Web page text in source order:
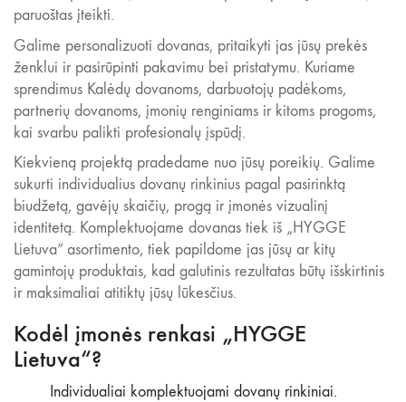
paruoštas įteikti.
Galime personalizuoti dovanas, pritaikyti jas jūsų prekės
ženklui ir pasirūpinti pakavimu bei pristatymu. Kuriame
sprendimus Kalėdų dovanoms, darbuotojų padėkoms,
partnerių dovanoms, įmonių renginiams ir kitoms progoms,
kai svarbu palikti profesionalų įspūdį.
Kiekvieną projektą pradedame nuo jūsų poreikių. Galime
sukurti individualius dovanų rinkinius pagal pasirinktą
biudžetą, gavėjų skaičių, progą ir įmonės vizualinį
identitetą. Komplektuojame dovanas tiek iš „HYGGE
Lietuva“ asortimento, tiek papildome jas jūsų ar kitų
gamintojų produktais, kad galutinis rezultatas būtų išskirtinis
ir maksimaliai atitiktų jūsų lūkesčius.
Kodėl įmonės renkasi „HYGGE
Lietuva“?
Individualiai komplektuojami dovanų rinkiniai.